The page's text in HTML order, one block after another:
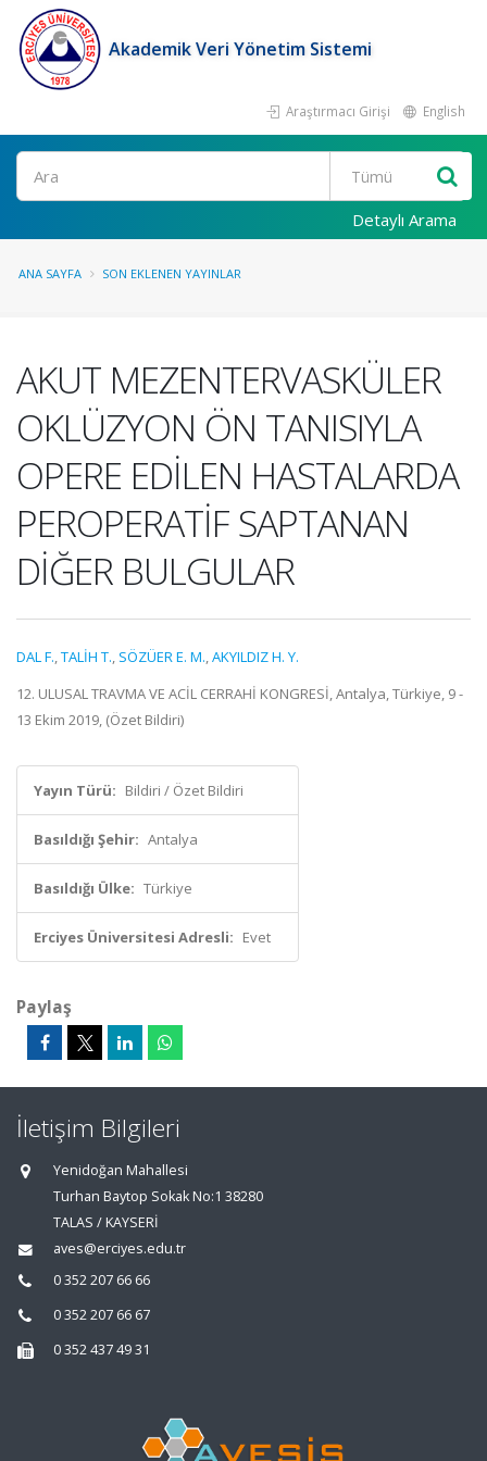
Akademik Veri Yönetim Sistemi
Araştırmacı Girişi English
Ara
Detaylı Arama
ANA SAYFA SON EKLENEN YAYINLAR
AKUT MEZENTERVASKÜLER
OKLÜZYON ÖN TANISIYLA
OPERE EDİLEN HASTALARDA
PEROPERATİF SAPTANAN
DİĞER BULGULAR
DAL F.,TALİH T., SÖZÜER E. M.,AKYILDIZ H. Y.
12. ULUSAL TRAVMA VE ACİL CERRAHİ KONGRESİ, Antalya, Türkiye, 9 -
13 Ekim 2019, (Özet Bildiri)
Yayın Türü: Bildiri / Özet Bildiri
Basıldığı Şehir: Antalya
Basıldığı Ülke: Türkiye
Erciyes Üniversitesi Adresli: Evet
Paylaş
İletişim Bilgileri
Yenidoğan Mahallesi
Turhan Baytop Sokak No:1 38280
TALAS / KAYSERİ
aves@erciyes.edu.tr
0 352 207 66 66
0 352 207 66 67
0 352 437 49 31